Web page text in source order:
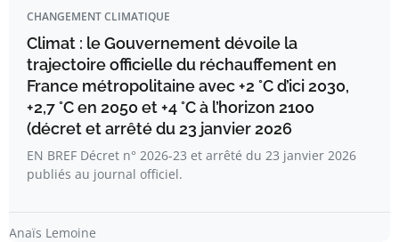
CHANGEMENT CLIMATIQUE
Climat : le Gouvernement dévoile la
trajectoire officielle du réchauffement en
France métropolitaine avec +2 °C d’ici 2030,
+2,7 °C en 2050 et +4 °C à l’horizon 2100
(décret et arrêté du 23 janvier 2026
EN BREF Décret n° 2026-23 et arrêté du 23 janvier 2026
publiés au journal officiel.
Anaïs Lemoine